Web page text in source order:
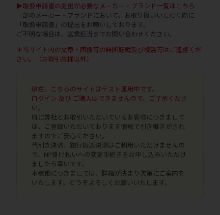
▶取扱申請書の提出が必要なメーカー・ブランド一覧はこちら
一部のメーカー・ブランドにおいて、お取り扱いいただく際に
「取扱申請書」の提出をお願いしております。
ご不明な場合は、営業担当までお問い合わせください。
＊当サイト内の文章・画像等の無断転載及び複製等はご遠慮くだ
さい。（お取引先様以外）
現在、こちらのサイトはテスト運用中です。
ログイン 及び ご購入はできませんので、ご了承くださ
い。
既に弊社とお取引いただいているお客様につきまして
は、ご登録いただいております情報で引き継ぎがされ
ますのでご安心ください。
代引き決済、銀行振込決済はご利用いただけませんの
で、NP掛け払いへの変更手続きをお申し込みいただけ
ましたら幸いです。
本稼働につきましては、詳細が決まり次第にご案内を
いたします。どうぞよろしくお願いいたします。